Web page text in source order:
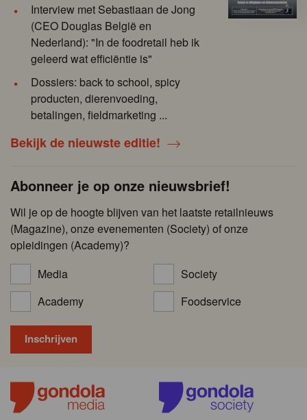
Interview met Sebastiaan de Jong
(CEO Douglas België en
Nederland): "In de foodretail heb ik
geleerd wat efficiëntie is"
Dossiers: back to school, spicy
producten, dierenvoeding,
betalingen, fieldmarketing ...
Bekijk de nieuwste editie!
Abonneer je op onze nieuwsbrief!
Wil je op de hoogte blijven van het laatste retailnieuws
(Magazine), onze evenementen (Society) of onze
opleidingen (Academy)?
Media
Society
Academy
Foodservice